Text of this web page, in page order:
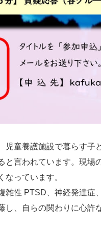
児童養護施設で暮らす子
と言われています。現
なっています。
雑性 PTSD、神経発達症
し、自らの関わりに心許